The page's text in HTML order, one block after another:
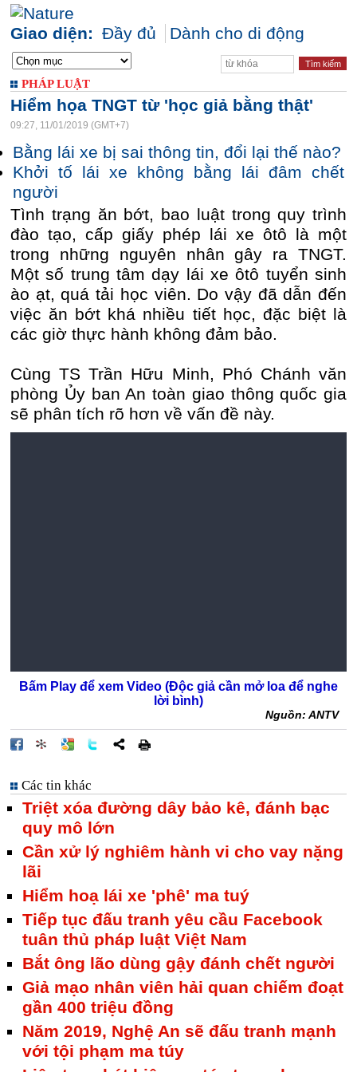
Giao diện: Đầy đủ Dành cho di động
PHÁP LUẬT
Hiểm họa TNGT từ 'học giả bằng thật'
09:27, 11/01/2019 (GMT+7)
Bằng lái xe bị sai thông tin, đổi lại thế nào?
Khởi tố lái xe không bằng lái đâm chết
người
Tình trạng ăn bớt, bao luật trong quy trình
đào tạo, cấp giấy phép lái xe ôtô là một
trong những nguyên nhân gây ra TNGT.
Một số trung tâm dạy lái xe ôtô tuyển sinh
ào ạt, quá tải học viên. Do vậy đã dẫn đến
việc ăn bớt khá nhiều tiết học, đặc biệt là
các giờ thực hành không đảm bảo.
Cùng TS Trần Hữu Minh, Phó Chánh văn
phòng Ủy ban An toàn giao thông quốc gia
sẽ phân tích rõ hơn về vấn đề này.
Bấm Play để xem Video (Độc giả cần mở loa để nghe
lời bình)
Nguồn: ANTV
Các tin khác
Triệt xóa đường dây bảo kê, đánh bạc
quy mô lớn
Cần xử lý nghiêm hành vi cho vay nặng
lãi
Hiểm hoạ lái xe 'phê' ma tuý
Tiếp tục đấu tranh yêu cầu Facebook
tuân thủ pháp luật Việt Nam
Bắt ông lão dùng gậy đánh chết người
Giả mạo nhân viên hải quan chiếm đoạt
gần 400 triệu đồng
Năm 2019, Nghệ An sẽ đấu tranh mạnh
với tội phạm ma túy